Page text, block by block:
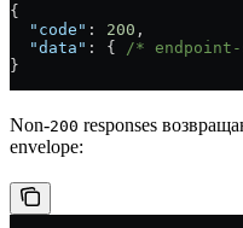
{
  "code"
: 200 ,
  "data"
: { /*
}
Non-200 responses
envelope: